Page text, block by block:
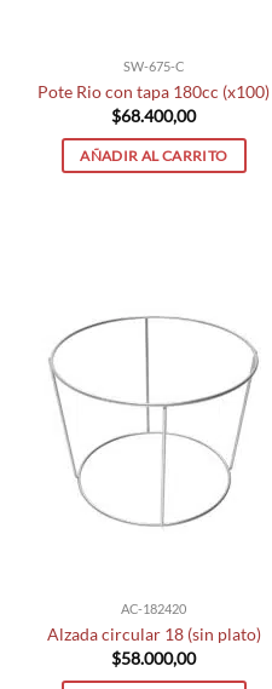
SW-675-C
Pote Rio con tapa 180cc (x100)
$68.400,00
AÑADIR AL CARRITO
AC-182420
Alzada circular 18 (sin plato)
$58.000,00